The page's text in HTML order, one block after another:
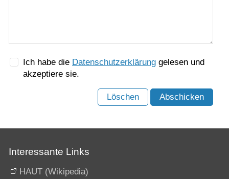
Ich habe die Datenschutzerklärung gelesen und
akzeptiere sie.
Löschen Abschicken
Interessante Links
HAUT (Wikipedia)